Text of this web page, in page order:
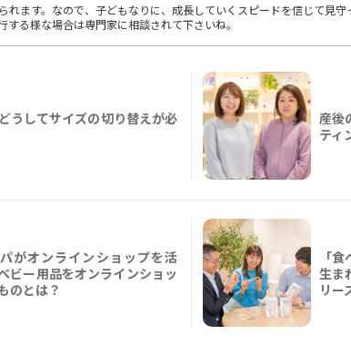
れます。なので、子どもなりに、成長していくスピードを信じて見
る様な場合は専門家に相談されて下さいね。
うしてサイズの切り替えが必
産後
ティ
がオンラインショップを活
ビー用品をオンラインショッ
のとは？
「
生ま
リー